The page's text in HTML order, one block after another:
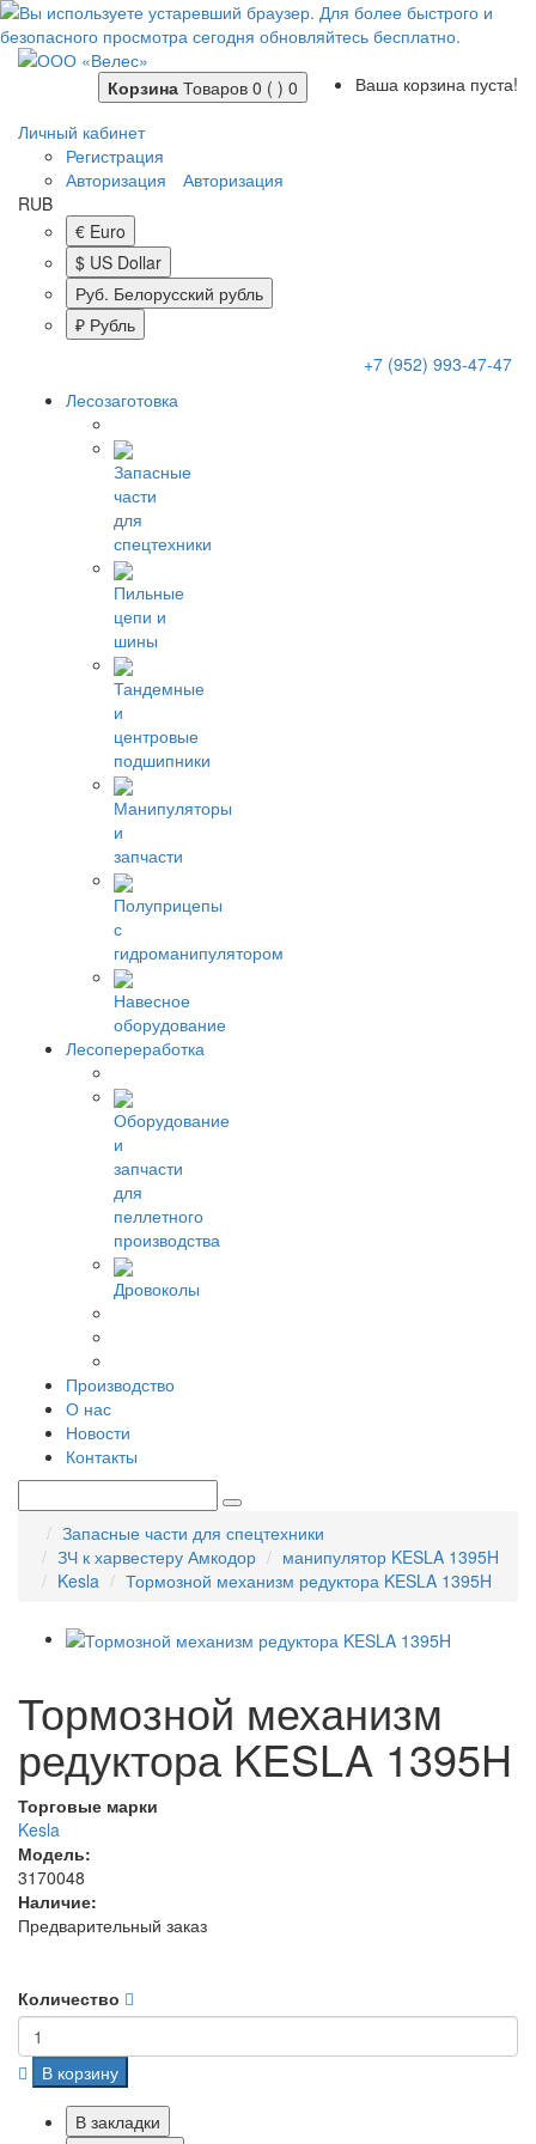
Корзина Товаров 0 ( ) 0
Ваша корзина пуста!
Личный кабинет
Регистрация
Авторизация
Авторизация
RUB
€ Euro
$ US Dollar
Руб. Белорусский рубль
₽ Рубль
+7 (952) 993-47-47
Лесозаготовка
Запасные
части
для
спецтехники
Пильные
цепи и
шины
Тандемные
и
центровые
подшипники
Манипуляторы
и
запчасти
Полуприцепы
с
гидроманипулятором
Навесное
оборудование
Лесопереработка
Оборудование
и
запчасти
для
пеллетного
производства
Дровоколы
Производство
О нас
Новости
Контакты
Запасные части для спецтехники
ЗЧ к харвестеру Амкодор
манипулятор KESLA 1395H
Kesla
Тормозной механизм редуктора KESLA 1395H
Тормозной механизм
редуктора KESLA 1395H
Торговые марки
Kesla
Модель:
3170048
Наличие:
Предварительный заказ
Количество
В корзину
В закладки